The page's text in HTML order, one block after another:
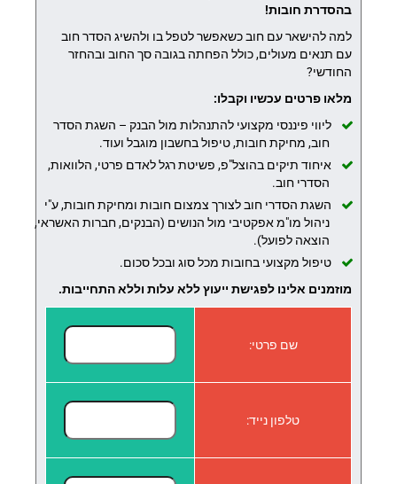
בהסדרת חובות!
למה להישאר עם חוב כשאפשר לטפל בו ולהשיג הסדר חוב
עם תנאים מעולים, כולל הפחתה בגובה סך החוב ובהחזר
החודשי?
מלאו פרטים עכשיו וקבלו:
ליווי פיננסי מקצועי להתנהלות מול הבנק – השגת הסדר
חוב, מחיקת חובות, טיפול בחשבון מוגבל ועוד.
איחוד תיקים בהוצל"פ, פשיטת רגל לאדם פרטי, הלוואות,
הסדרי חוב.
השגת הסדרי חוב לצורך צמצום חובות ומחיקת חובות, ע"י
ניהול מו"מ אפקטיבי מול הנושים (הבנקים, חברות האשראי,
הוצאה לפועל).
טיפול מקצועי בחובות מכל סוג ובכל סכום.
מוזמנים אלינו לפגישת ייעוץ ללא עלות וללא התחייבות.
שם פרטי:
טלפון נייד: